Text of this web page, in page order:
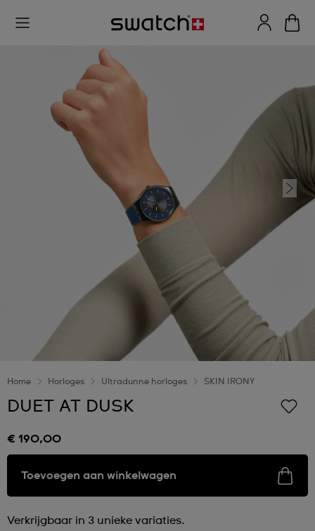
Home Horloges Ultradunne horloges SKIN IRONY
DUET AT DUSK
€ 190,00
Toevoegen aan winkelwagen
Verkrijgbaar in 3 unieke variaties.